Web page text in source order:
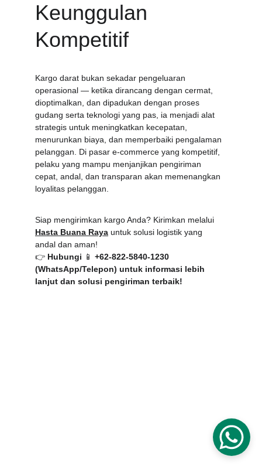
Keunggulan
Kompetitif
Kargo darat bukan sekadar pengeluaran
operasional — ketika dirancang dengan cermat,
dioptimalkan, dan dipadukan dengan proses
gudang serta teknologi yang pas, ia menjadi alat
strategis untuk meningkatkan kecepatan,
menurunkan biaya, dan memperbaiki pengalaman
pelanggan. Di pasar e-commerce yang kompetitif,
pelaku yang mampu menjanjikan pengiriman
cepat, andal, dan transparan akan memenangkan
loyalitas pelanggan.
Siap mengirimkan kargo Anda? Kirimkan melalui
Hasta Buana Raya untuk solusi logistik yang
andal dan aman!
👉 Hubungi 📱 +62-822-5840-1230
(WhatsApp/Telepon) untuk informasi lebih
lanjut dan solusi pengiriman terbaik!